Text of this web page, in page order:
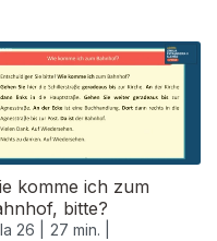
komme ich zum
bitte?
26 |
27 min. |